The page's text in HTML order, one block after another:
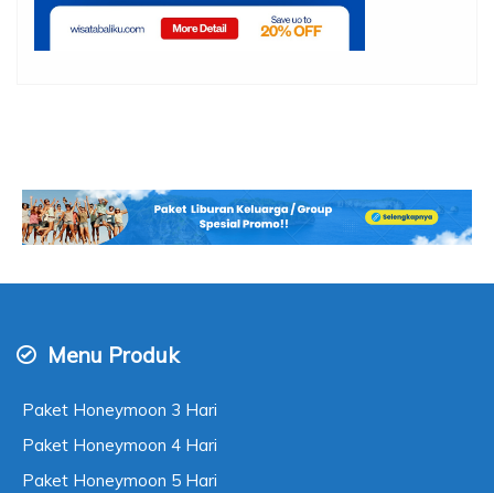
Menu Produk
Paket Honeymoon 3 Hari
Paket Honeymoon 4 Hari
Paket Honeymoon 5 Hari